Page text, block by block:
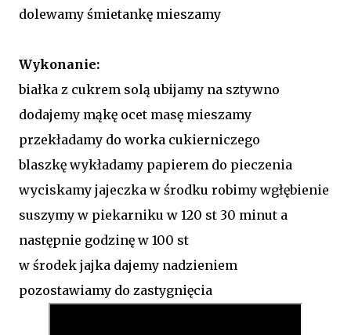
dolewamy śmietankę mieszamy
Wykonanie:
białka z cukrem solą ubijamy na sztywno
dodajemy mąkę ocet masę mieszamy
przekładamy do worka cukierniczego
blaszkę wykładamy papierem do pieczenia
wyciskamy jajeczka w środku robimy wgłębienie
suszymy w piekarniku w 120 st 30 minut a
następnie godzinę w 100 st
w środek jajka dajemy nadzieniem
pozostawiamy do zastygnięcia